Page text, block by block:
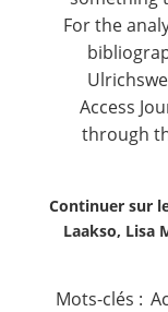
For the
Access
through
Continuer sur
Laakso, Lisa
Mots-clés :